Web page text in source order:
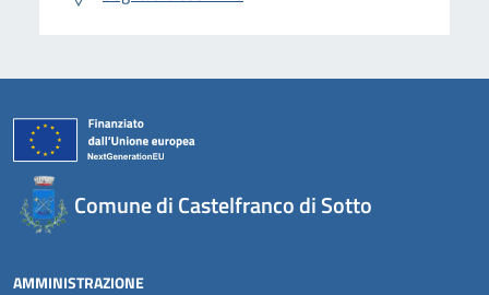
Comune di Castelfranco di Sotto
AMMINISTRAZIONE